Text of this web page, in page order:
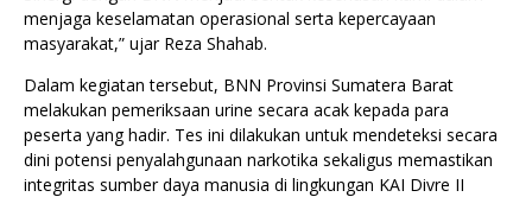
menjaga keselamatan operasional serta kepercayaan
masyarakat,” ujar Reza Shahab.
Dalam kegiatan tersebut, BNN Provinsi Sumatera Barat
melakukan pemeriksaan urine secara acak kepada para
peserta yang hadir. Tes ini dilakukan untuk mendeteksi secara
dini potensi penyalahgunaan narkotika sekaligus memastikan
integritas sumber daya manusia di lingkungan KAI Divre II